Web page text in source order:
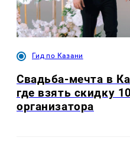
Гид по Казани
Свадьба-мечта в
где взять скидку
организатора